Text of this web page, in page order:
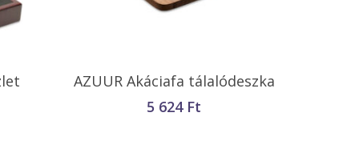
Kosárba Teszem
AZUUR Akáciafa tálalódeszka
5 624 Ft